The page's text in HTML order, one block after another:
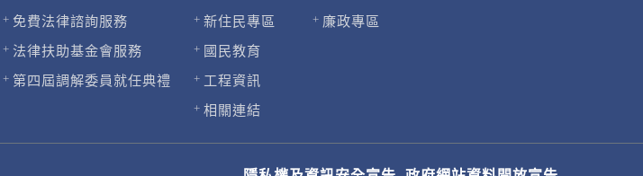
免費法律諮詢服務
法律扶助基金會服務
第四屆調解委員就任典禮
新住民專區
國民教育
工程資訊
相關連結
廉政專區